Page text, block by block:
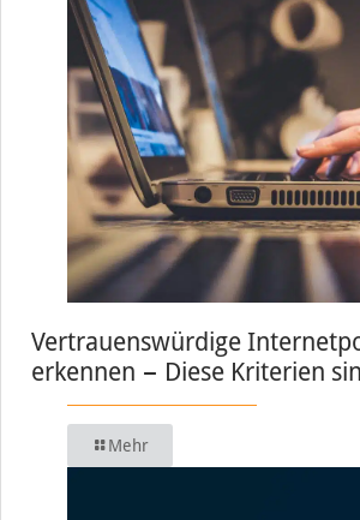
Vertrauenswürdige
erkennen − Diese Kriterien
Mehr